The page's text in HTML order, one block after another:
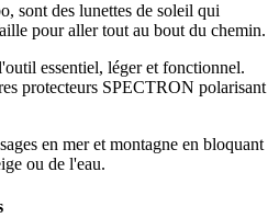
sont des lunettes de soleil qui
pour aller tout au bout du chemin.
essentiel, léger et fonctionnel.
protecteurs SPECTRON polarisant
en mer et montagne en bloquant
ou de l'eau.